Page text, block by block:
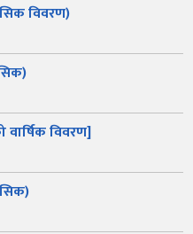
विवरण)
विवरण]
नमस्ते, यहाँहरुलाई उद्योग विभागमा हार्दिक स्वागत छ। म तपाईंको स्वचालित
औद्योगिक ऐन र नियमावली प्रकाशनहरू नागरिक बडापत्र
बोलपत्र
राजपत्रमा प्रकाशित